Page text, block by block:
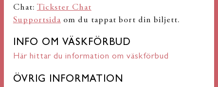
Chat: Tickster Chat
Supportsidaom du tappat bort din biljett.
INFO OM VÄSKFÖRBUD
Här hittar du information om väskförbud
ÖVRIG INFORMATION